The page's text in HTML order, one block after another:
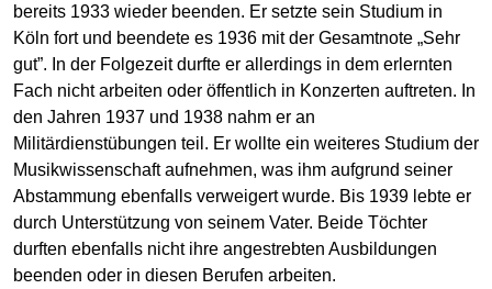
bereits 1933 wieder beenden. Er setzte sein Studium in
Köln fort und beendete es 1936 mit der Gesamtnote „Sehr
gut”. In der Folgezeit durfte er allerdings in dem erlernten
Fach nicht arbeiten oder öffentlich in Konzerten auftreten. In
den Jahren 1937 und 1938 nahm er an
Militärdienstübungen teil. Er wollte ein weiteres Studium der
Musikwissenschaft aufnehmen, was ihm aufgrund seiner
Abstammung ebenfalls verweigert wurde. Bis 1939 lebte er
durch Unterstützung von seinem Vater. Beide Töchter
durften ebenfalls nicht ihre angestrebten Ausbildungen
beenden oder in diesen Berufen arbeiten.